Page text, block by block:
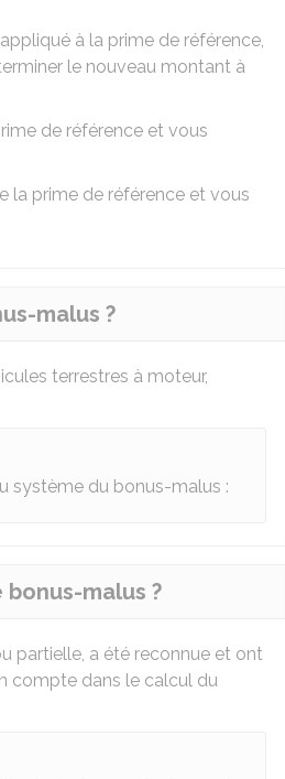
à la prime de référence,
le nouveau montant à
de référence et vous
la prime de référence et vous
malus ?
terrestres à moteur,
système du bonus-malus :
malus ?
partielle, a été reconnue et ont
compte dans le calcul du